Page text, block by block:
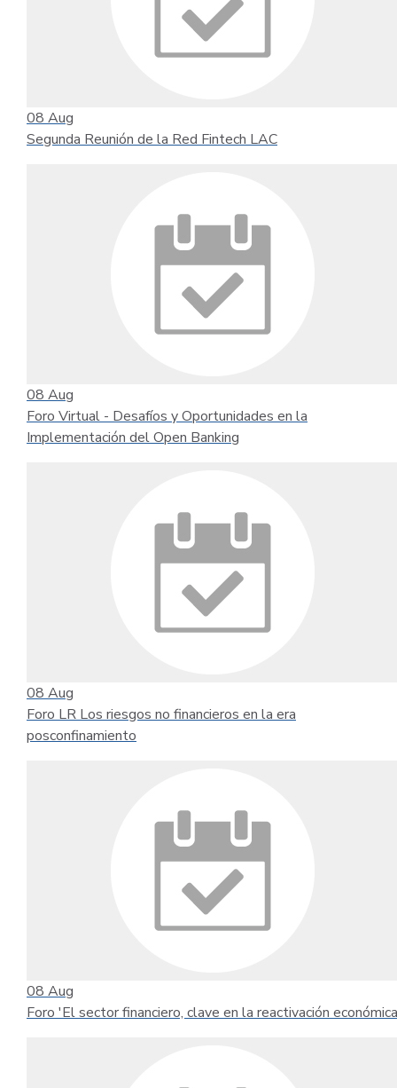
08 Aug
Segunda Reunión de la Red Fintech LAC
08 Aug
Foro Virtual - Desafíos y Oportunidades en la
Implementación del Open Banking
08 Aug
Foro LR Los riesgos no financieros en la era
posconfinamiento
08 Aug
Foro 'El sector financiero, clave en la reactivación